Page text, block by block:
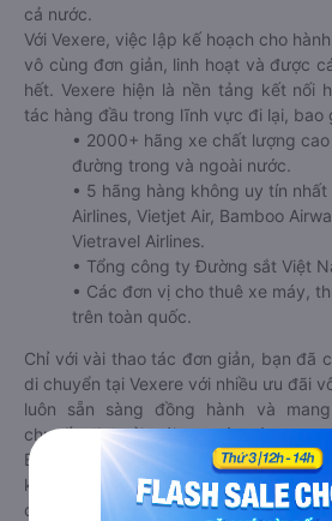
cả nước.
Với Vexere, việc lập kế hoạch cho
vô cùng đơn giản, linh hoạt và được
hết. Vexere hiện là nền tảng kết nối
tác hàng đầu trong lĩnh vực đi lại, bao
• 2000+ hãng xe chất lượng
đường trong và ngoài nước.
• 5 hãng hàng không uy tín
Airlines, Vietjet Air, Bamboo
Vietravel Airlines.
• Tổng công ty Đường sắt Việt
• Các đơn vị cho thuê xe máy,
trên toàn quốc.
Chỉ với vài thao tác đơn giản, bạn đã
di chuyển tại Vexere với nhiều ưu đãi
luôn sẵn sàng đồng hành và
chuyến đi thoải mái, an toàn và trọn
Bên cạnh đó, bạn có thể tham
khác tại
Goyolo.com cho chuyến đi
đặt vé cho phép người dùng so sánh